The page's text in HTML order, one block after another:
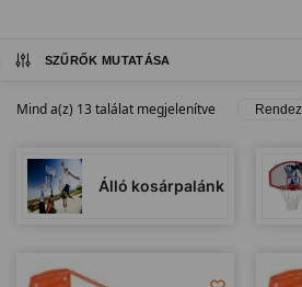
SZŰRŐK MUTATÁSA
Mind a(z) 13 találat megjelenítve
Álló kosárpalánk